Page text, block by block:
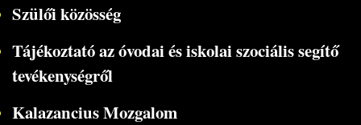
Szülői közösség
Tájékoztató az óvodai és iskolai szociális segítő
tevékenységről
Kalazancius Mozgalom